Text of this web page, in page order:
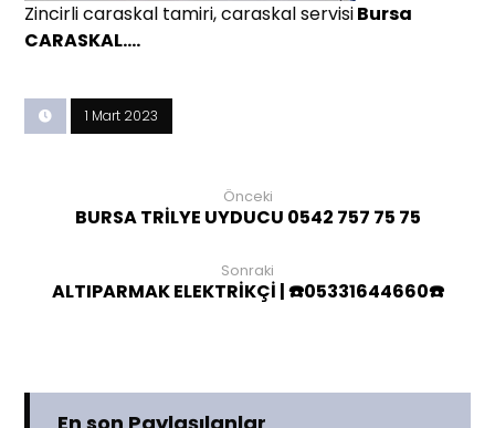
Zincirli caraskal tamiri, caraskal servisiBursa
CARASKAL….
1 Mart 2023
Önceki
BURSA TRİLYE UYDUCU 0542 757 75 75
Sonraki
ALTIPARMAK ELEKTRİKÇİ | ☎️05331644660☎️